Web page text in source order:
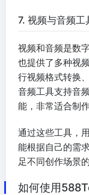
7. 视频与音频工
视频和音频是数
也提供了多种视
行视频格式转换
音频工具支持音
能，非常适合制
通过这些工具，
能根据自己的需
足不同创作场景的
如何使用